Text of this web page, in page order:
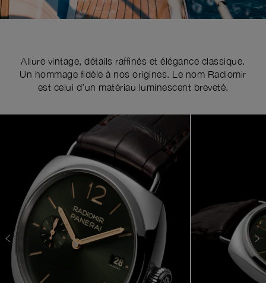
Allure vintage, détails raffinés et élégance classique.
Un hommage fidèle à nos origines. Le nom Radiomir
est celui d’un matériau luminescent breveté.
Image